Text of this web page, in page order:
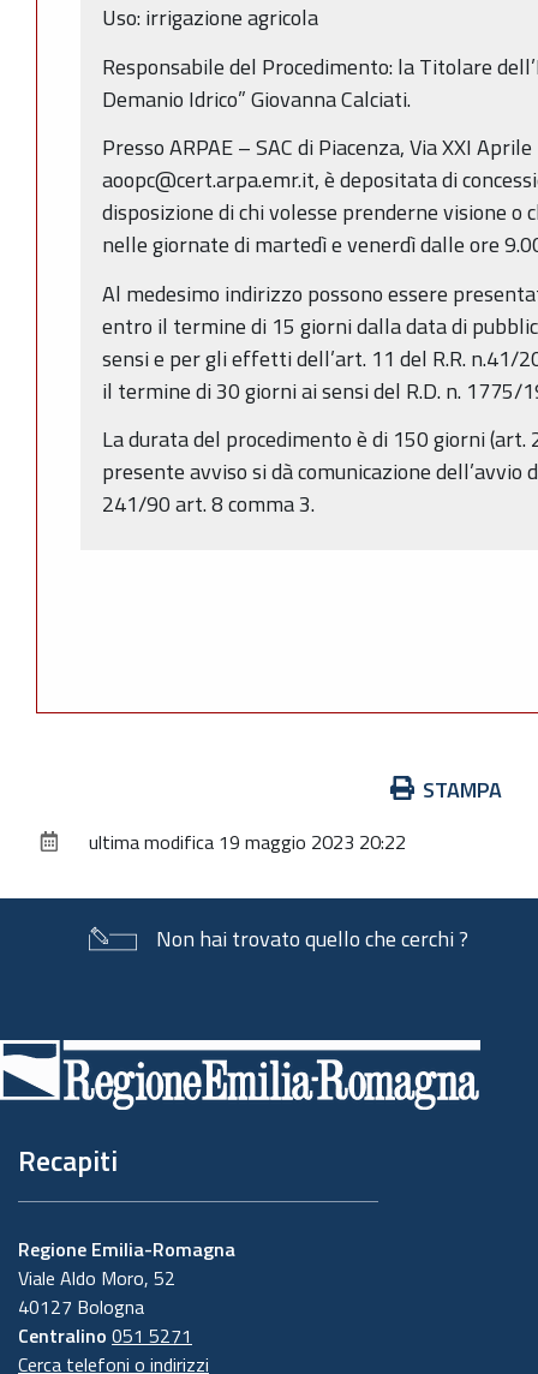
Uso: irrigazione agricola
Responsabile del Procedimento: la Titolare
Demanio Idrico” Giovanna Calciati.
Presso ARPAE – SAC di Piacenza, Via XXI
aoopc@cert.arpa.emr.it, è depositata di
disposizione di chi volesse prenderne visione
nelle giornate di martedì e venerdì dalle ore
Al medesimo indirizzo possono essere
entro il termine di 15 giorni dalla data di
sensi e per gli effetti dell’art. 11 del R.R. n.41/
il termine di 30 giorni ai sensi del R.D. n. 1775/
La durata del procedimento è di 150 giorni (art.
presente avviso si dà comunicazione dell’avvio
241/90 art. 8 comma 3.
documento
STAMPA
ultima modifica 19 maggio 2023 20:22
Non hai trovato quello che cerchi ?
di
pagina
Recapiti
Regione Emilia-Romagna
Viale Aldo Moro, 52
40127 Bologna
Centralino 051 5271
Cerca telefoni o indirizzi